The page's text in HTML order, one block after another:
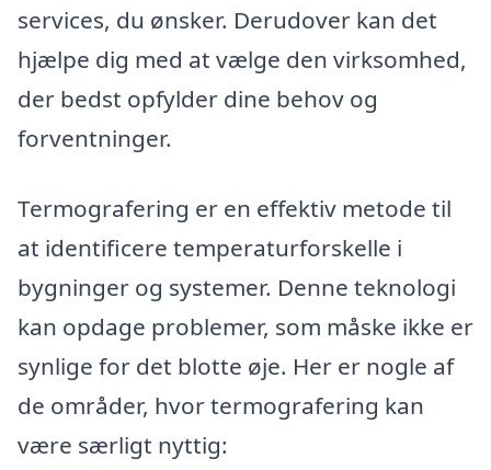
services, du ønsker. Derudover kan det
hjælpe dig med at vælge den virksomhed,
der bedst opfylder dine behov og
forventninger.
Termografering er en effektiv metode til
at identificere temperaturforskelle i
bygninger og systemer. Denne teknologi
kan opdage problemer, som måske ikke er
synlige for det blotte øje. Her er nogle af
de områder, hvor termografering kan
være særligt nyttig: